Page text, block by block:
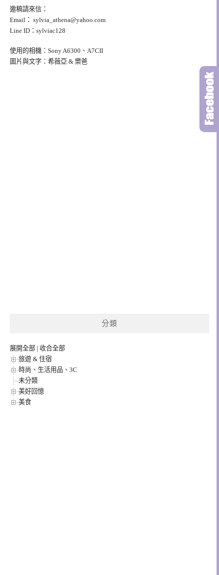
邀稿請來信：
Email： sylvia_athena@yahoo.com
Line ID：sylviac128
使用的相機：Sony A6300、A7CII
圖片與文字：希薇亞 & 樂爸
分類
展開全部 | 收合全部
旅遊 & 住宿
時尚、生活用品、3C
未分類
美好回憶
美食